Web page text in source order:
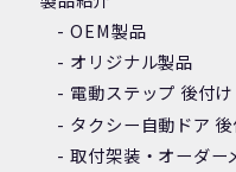
OEM製品
オリジナル製品
電動ステップ 後付け
タクシー自動ドア
取付架装・オーダー